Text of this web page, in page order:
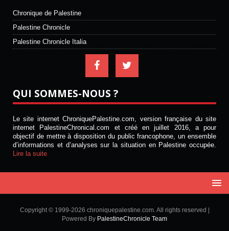
Chronique de Palestine
Palestine Chronicle
Palestine Chronicle Italia
QUI SOMMES-NOUS ?
Le site internet ChroniquePalestine.com, version française du site
internet PalestineChronical.com et créé en juillet 2016, a pour
objectif de mettre à disposition du public francophone, un ensemble
d’informations et d’analyses sur la situation en Palestine occupée.
Lire la suite
Copyright © 1999-2026 chroniquepalestine.com. All rights reserved |
Powered By PalestineChronicle Team